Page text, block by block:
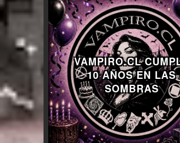
VAMPIRO.CL
10 AÑOS EN LAS
SOMBRAS